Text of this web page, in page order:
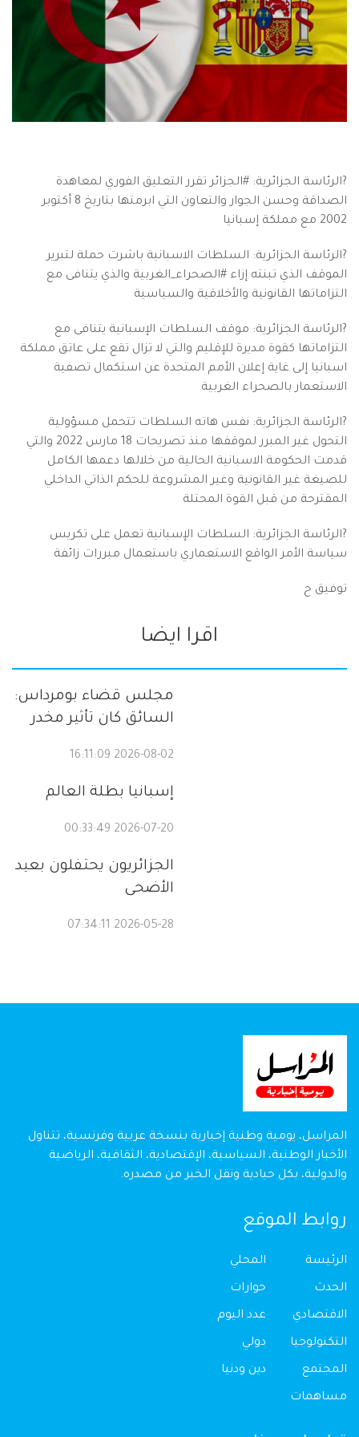
?الرئاسة الجزائرية: #الجزائر تقرر التعليق الفوري لمعاهدة
الصداقة وحسن الجوار والتعاون التي ابرمتها بتاريخ 8 أكتوبر
2002 مع مملكة إسبانيا
?الرئاسة الجزائرية: السلطات الاسبانية باشرت حملة لتبرير
الموقف الذي تبنته إزاء #الصحراء_الغربية والذي يتنافى مع
التزاماتها القانونية والأخلاقية والسياسية
?الرئاسة الجزائرية: موقف السلطات الإسبانية يتنافى مع
التزاماتها كقوة مديرة للإقليم والتي لا تزال تقع على عاتق مملكة
اسبانيا إلى غاية إعلان الأمم المتحدة عن استكمال تصفية
الاستعمار بالصحراء الغربية
?الرئاسة الجزائرية: نفس هاته السلطات تتحمل مسؤولية
التحول غير المبرر لموقفها منذ تصريحات 18 مارس 2022 والتي
قدمت الحكومة الاسبانية الحالية من خلالها دعمها الكامل
للصيغة غير القانونية وغير المشروعة للحكم الذاتي الداخلي
المقترحة من قبل القوة المحتلة
?الرئاسة الجزائرية: السلطات الإسبانية تعمل على تكريس
سياسة الأمر الواقع الاستعماري باستعمال مبررات زائفة
توفيق ح
اقرا ايضا
مجلس قضاء بومرداس:
السائق كان تأثير مخدر
2026-08-02 16:11:09
إسبانيا بطلة العالم
2026-07-20 00:33:49
الجزائريون يحتفلون بعيد
الأضحى
2026-05-28 07:34:11
المراسل، يومية وطنية إخبارية بنسخة عربية وفرنسية، تتناول
الأخبار الوطنية، السياسية، الإقتصادية، الثقافية، الرياضية
والدولية، بكل حيادية ونقل الخبر من مصدره.
روابط الموقع
الرئيسة
الحدث
الاقتصادي
التكنولوجيا
المجتمع
مساهمات
المحلي
حوارات
عدد اليوم
دولي
دين ودنيا